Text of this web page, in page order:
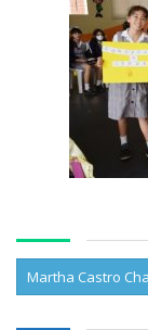
Martha Castro